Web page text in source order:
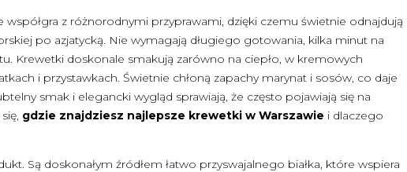
z różnorodnymi przyprawami, dzięki czemu świetnie odnajdują
po azjatycką. Nie wymagają długiego gotowania, kilka minut na
Krewetki doskonale smakują zarówno na ciepło, w kremowych
i przystawkach. Świetnie chłoną zapachy marynat i sosów, co daje
smak i elegancki wygląd sprawiają, że często pojawiają się na
gdzie znajdziesz najlepsze krewetki w Warszawie i dlaczego
Są doskonałym źródłem łatwo przyswajalnego białka, które wspiera